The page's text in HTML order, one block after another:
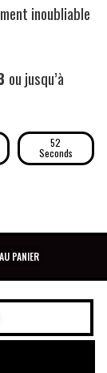
inoubliable
ou jusqu’à
51
Seconds
PANIER